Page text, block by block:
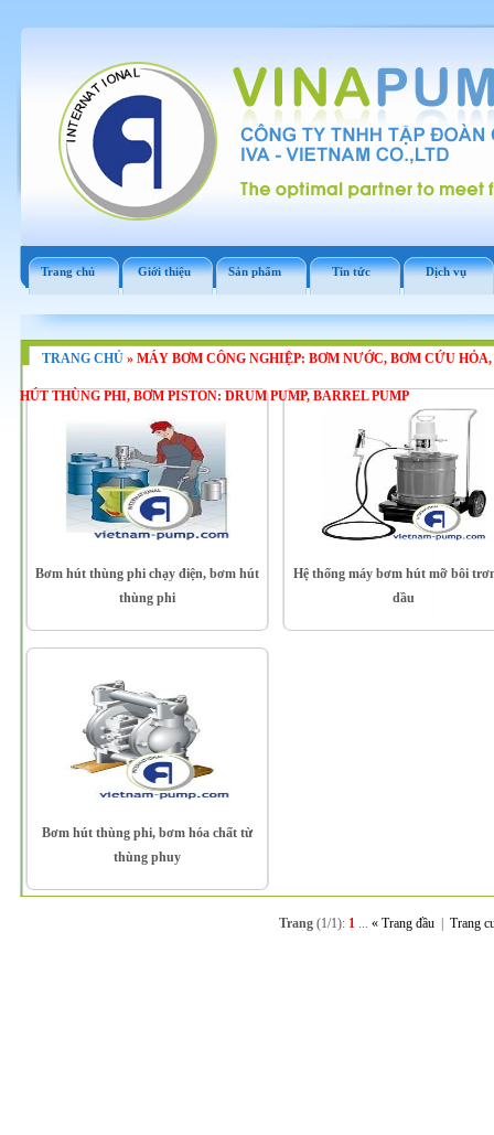
Trang chủ Giới thiệu Sản phẩm Tin tức Dịch vụ
TRANG CHỦ» MÁY BƠM CÔNG NGHIỆP: BƠM NƯỚC, BƠM CỨU
HÚT THÙNG PHI, BƠM PISTON: DRUM PUMP, BARREL PUMP
Bơm hút thùng phi chạy điện, bơm hút
thùng phi
Hệ thống máy bơm hút mỡ bôi
dầu
Bơm hút thùng phi, bơm hóa chất từ
thùng phuy
Trang (1/1):1 ... « Trang đầu Trang